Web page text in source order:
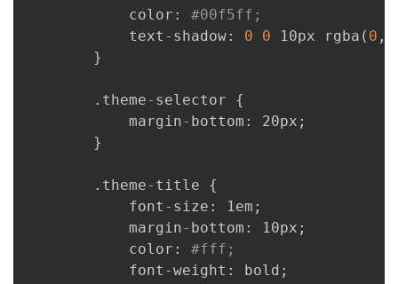
            color
:
#00f5ff;
            text
- shadow: 0 0 10px rgba ( 0 ,
}
. theme- selector {
            margin
- bottom : 20px ;
}
. theme- title {
            font
- size : 1em ;
            margin
- bottom : 10px ;
            color
:
#fff;
            font
-weight : bold ;